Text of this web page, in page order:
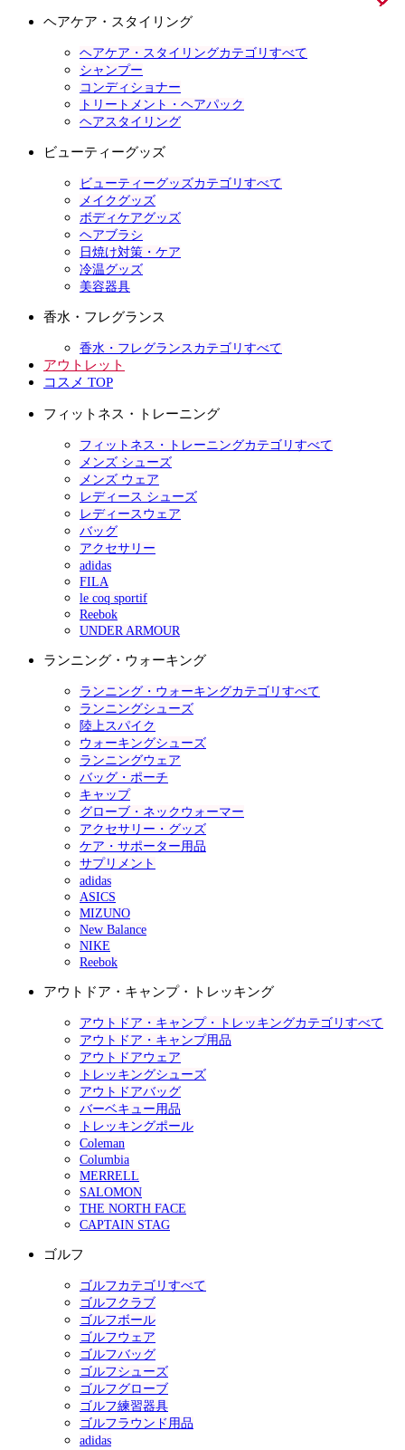
ヘアケア・スタイリング
ヘアケア・スタイリングカテゴリすべて
シャンプー
コンディショナー
トリートメント・ヘアパック
ヘアスタイリング
ビューティーグッズ
ビューティーグッズカテゴリすべて
メイクグッズ
ボディケアグッズ
ヘアブラシ
日焼け対策・ケア
冷温グッズ
美容器具
香水・フレグランス
香水・フレグランスカテゴリすべて
アウトレット
コスメ TOP
フィットネス・トレーニング
フィットネス・トレーニングカテゴリすべて
メンズ シューズ
メンズ ウェア
レディース シューズ
レディースウェア
バッグ
アクセサリー
adidas
FILA
le coq sportif
Reebok
UNDER ARMOUR
ランニング・ウォーキング
ランニング・ウォーキングカテゴリすべて
ランニングシューズ
陸上スパイク
ウォーキングシューズ
ランニングウェア
バッグ・ポーチ
キャップ
グローブ・ネックウォーマー
アクセサリー・グッズ
ケア・サポーター用品
サプリメント
adidas
ASICS
MIZUNO
New Balance
NIKE
Reebok
アウトドア・キャンプ・トレッキング
アウトドア・キャンプ・トレッキングカテゴリすべて
アウトドア・キャンプ用品
アウトドアウェア
トレッキングシューズ
アウトドアバッグ
バーベキュー用品
トレッキングポール
Coleman
Columbia
MERRELL
SALOMON
THE NORTH FACE
CAPTAIN STAG
ゴルフ
ゴルフカテゴリすべて
ゴルフクラブ
ゴルフボール
ゴルフウェア
ゴルフバッグ
ゴルフシューズ
ゴルフグローブ
ゴルフ練習器具
ゴルフラウンド用品
adidas